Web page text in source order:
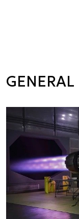
GENERAL